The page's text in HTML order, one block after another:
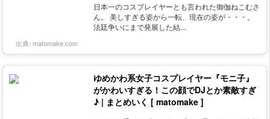
日本一のコスプレイヤーとも言われた御伽ねこむさ
ん。 美しすぎる姿から一転、現在の姿が・・・。
法廷争いにまで発展した結...
出典: matomake.com
ゆめかわ系女子コスプレイヤー『モニ子』
がかわいすぎる！この顔でDJとか素敵すぎ
♪ | まとめいく [ matomake ]